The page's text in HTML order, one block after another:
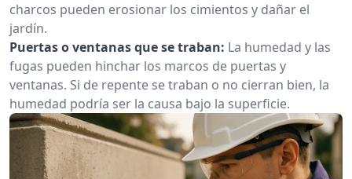
charcos pueden erosionar los cimientos y dañar el
jardín.
Puertas o ventanas que se traban: La humedad y las
fugas pueden hinchar los marcos de puertas y
ventanas. Si de repente se traban o no cierran bien, la
humedad podría ser la causa bajo la superficie.